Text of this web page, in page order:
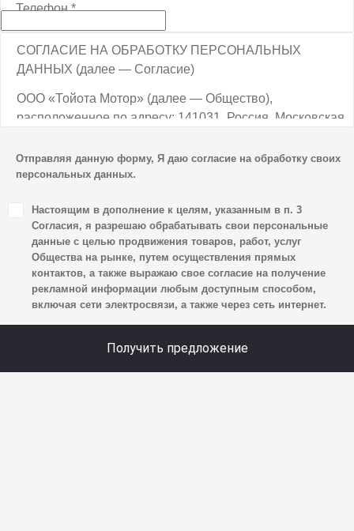
Телефон*
СОГЛАСИЕ НА ОБРАБОТКУ ПЕРСОНАЛЬНЫХ
ДАННЫХ (далее — Согласие)
ООО «Тойота Мотор» (далее — Общество),
расположенное по адресу: 141031, Россия, Московская
ТПЗ «Алтуфьево», вл. 5, стр. 1, является оператором
персональных данных.
1. Настоящим я даю согласие Обществу на обработку
своих персональных данных, а именно: имени, отчества,
фамилии, контактных данных (включая номер телефона
и адрес электронной почты), адреса, сведений
о впечатлениях, интересах, предпочтениях
к автомобилю(-ям) и товарам/услугам, IP-адреса,
сайта, уникального идентификатора посетителя сайта,
предпочтительного времени и способа для контакта,
Отправляя данную форму, Я даю согласие на обработку своих
персональных данных.
Настоящим в дополнение к целям, указанным в п. 3
Согласия, я разрешаю обрабатывать свои персональные
данные с целью продвижения товаров, работ, услуг
Общества на рынке, путем осуществления прямых
контактов, а также выражаю свое согласие на получение
рекламной информации любым доступным способом,
включая сети электросвязи, а также через сеть интернет.
Получить предложение